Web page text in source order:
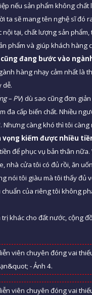
nếu sản phẩm không
ta sẽ mang tên nghệ sĩ đó
nội tại, chất lượng sản
phẩm và giúp khách hàng
đang bước vào
hàng nhạy cảm nhất là
dễ.
– PV) dù sao cũng đơn
đa cấp biến chất. Nhiều
Nhưng càng khó thì tôi càng
vọng kiếm được nhiều
để phục vụ bản thân
nhà cửa tôi có đủ rồi, ăn
nói tôi giàu mà tôi thấy
của riêng tôi không
khác cho đất nước, cộng